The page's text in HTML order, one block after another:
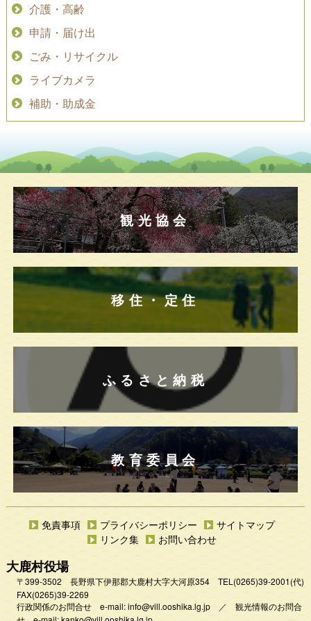
介護・高齢
申請・届け出
ごみ・リサイクル
ライブカメラ
補助・助成金
観光協会
移住・定住
ふるさと納税
教育委員会
免責事項 プライバシーポリシー
サイトマップ
リンク集
お問い合わせ
大鹿村役場
〒399-3502 長野県下伊那郡大鹿村大字大河原354 TEL (0265)39-2001(代)
FAX(0265)39-2269
行政関係のお問合せ e-mail:info@vill.ooshika.lg.jp／ 観光情報のお問合